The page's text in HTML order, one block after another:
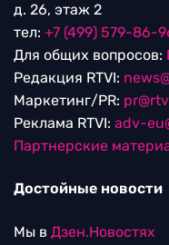
д. 26, этаж 2
тел: +7 (499) 579-86-
Для общих вопросов:
Редакция RTVI:
Маркетинг/PR:
Реклама RTVI: adv-
Партнерские
Достойные новости
Мы в Дзен.Новостях